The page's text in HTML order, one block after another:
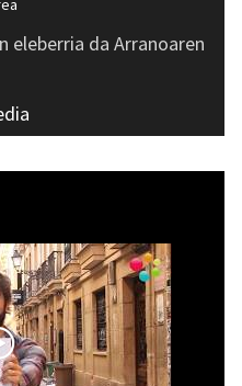
eleberria da Arranoaren